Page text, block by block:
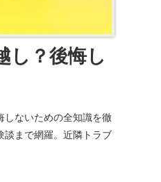
し？後悔し
しないための全知識を徹
談まで網羅。近隣トラブ